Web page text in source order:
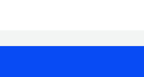
de